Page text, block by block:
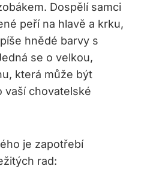
Dospělí samci
peří na ⁤hlavě a krku,
hnědé barvy s
se ⁤o velkou,
která může⁣ být
vaší chovatelské‍
​je zapotřebí
rad: